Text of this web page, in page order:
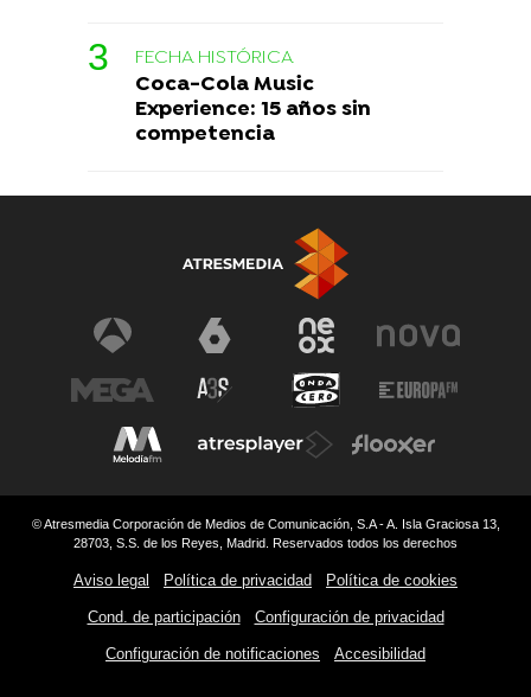
FECHA HISTÓRICA
Coca-Cola Music
Experience: 15 años sin
competencia
© Atresmedia Corporación de Medios de Comunicación, S.A - A. Isla Graciosa 13,
28703, S.S. de los Reyes, Madrid. Reservados todos los derechos
Aviso legal Política de privacidad Política de cookies
Cond. de participación Configuración de privacidad
Configuración de notificaciones Accesibilidad